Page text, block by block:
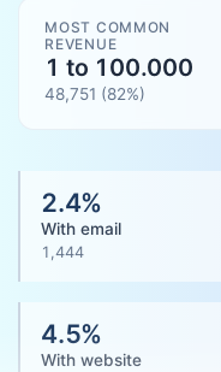
MOST COMMON
REVENUE
1 to 100.000
48,751 (82%)
2.4%
With email
1,444
4.5%
With website